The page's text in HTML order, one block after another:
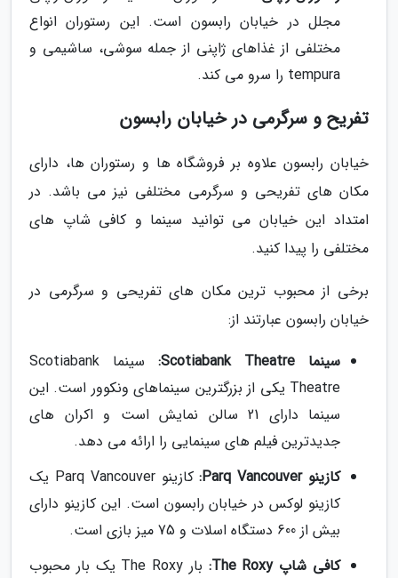
مجلل در خیابان رابسون است. این رستوران انواع
مختلفی از غذاهای ژاپنی از جمله سوشی، ساشیمی و
tempura را سرو می کند.
تفریح و سرگرمی در خیابان رابسون
خیابان رابسون علاوه بر فروشگاه ها و رستوران ها، دارای
مکان های تفریحی و سرگرمی مختلفی نیز می باشد. در
امتداد این خیابان می توانید سینما و کافی شاپ های
مختلفی را پیدا کنید.
برخی از محبوب ترین مکان های تفریحی و سرگرمی در
خیابان رابسون عبارتند از:
سینما Scotiabank Theatre:
سینما Scotiabank
Theatre یکی از بزرگترین سینماهای ونکوور است. این
سینما دارای 21 سالن نمایش است و اکران های
جدیدترین فیلم های سینمایی را ارائه می دهد.
کازینو Parq Vancouver:
کازینو Parq Vancouver یک
کازینو لوکس در خیابان رابسون است. این کازینو دارای
بیش از 600 دستگاه اسلات و 75 میز بازی است.
کافی شاپ The Roxy:
بار The Roxy یک بار محبوب